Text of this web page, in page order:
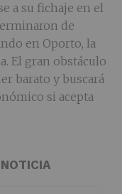
a su fichaje en el
de
en Oporto, la
El gran obstáculo
barato y buscará
si acepta